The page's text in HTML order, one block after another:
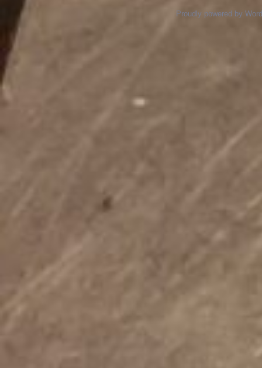
Proudly powered by